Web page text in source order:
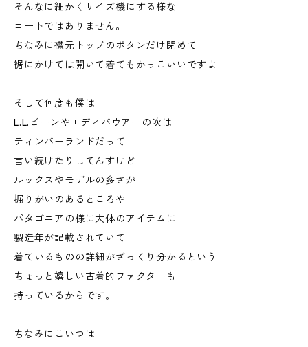
そんなに細かくサイズ機にする様な
コートではありません。
ちなみに襟元トップのボタンだけ閉めて
裾にかけては開いて着てもかっこいいですよ
そして何度も僕は
L.L.ビーンやエディバウアーの次は
ティンバーランドだって
言い続けたりしてんすけど
ルックスやモデルの多さが
掘りがいのあるところや
パタゴニアの様に大体のアイテムに
製造年が記載されていて
着ているものの詳細がざっくり分かるという
ちょっと嬉しい古着的ファクターも
持っているからです。
ちなみにこいつは